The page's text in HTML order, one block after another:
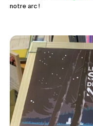
notre arc !